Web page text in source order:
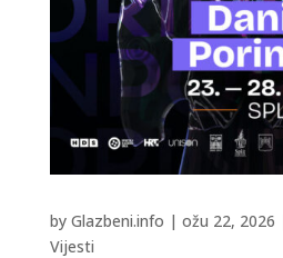
by Glazbeni.info | ožu 22, 2026
Vijesti